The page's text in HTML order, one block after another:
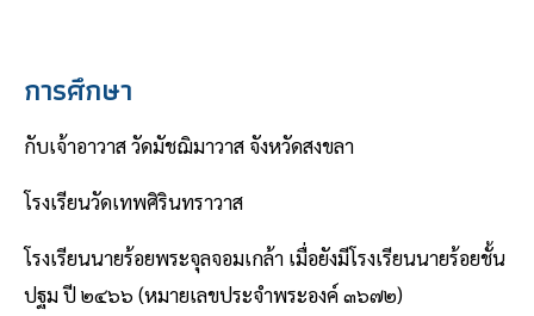
การศึกษา
กับเจ้าอาวาส วัดมัชฌิมาวาส จังหวัดสงขลา
โรงเรียนวัดเทพศิรินทราวาส
โรงเรียนนายร้อยพระจุลจอมเกล้า เมื่อยังมีโรงเรียนนายร้อยชั้น
ปฐม ปี ๒๔๖๖ (หมายเลขประจําพระองค์ ๓๖๗๒)